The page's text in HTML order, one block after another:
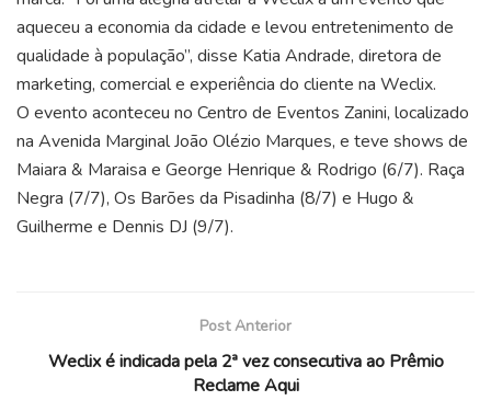
aqueceu a economia da cidade e levou entretenimento de
qualidade à população”, disse Katia Andrade, diretora de
marketing, comercial e experiência do cliente na Weclix.
O evento aconteceu no Centro de Eventos Zanini, localizado
na Avenida Marginal João Olézio Marques, e teve shows de
Maiara & Maraisa e George Henrique & Rodrigo (6/7). Raça
Negra (7/7), Os Barões da Pisadinha (8/7) e Hugo &
Guilherme e Dennis DJ (9/7).
Post Anterior
Weclix é indicada pela 2ª vez consecutiva ao Prêmio
Reclame Aqui